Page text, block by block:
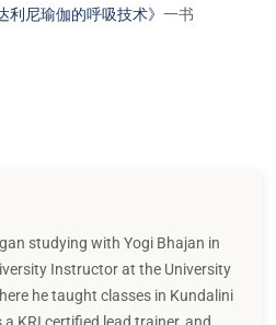
利尼瑜伽的呼吸技术》一书
studying with Yogi Bhajan in
Instructor at the University
he taught classes in Kundalini
KRI certified lead trainer, and